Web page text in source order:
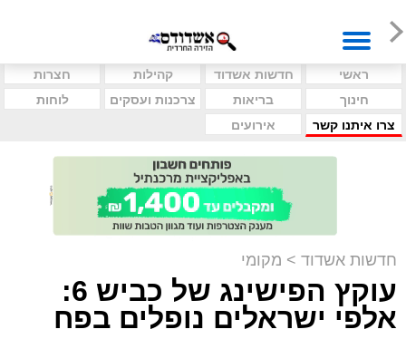
ראשי חדשות אשדוד קהילות
חצרות
חינוך
בריאות צרכנות ועסקים
לוחות
צרו איתנו קשר
אירועים
חדשות אשדוד > מקומי
עוקץ הפישינג של כביש 6:
אלפי ישראלים נופלים בפח